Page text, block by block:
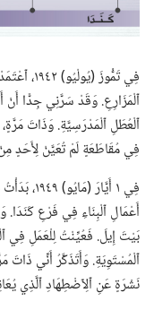
ٱلْمَزَارِعِ.‏ وَقَدْ سَرَّنِي جِدًّا
ٱلْعُطَلِ ٱلْمَدْرَسِيَّةِ.‏ وَذَاتَ
فِي مُقَاطَعَةٍ لَمْ تُعَيَّنْ لِأَحَدٍ
فِي ١
بَيْتَ إِيلَ.‏ فَعُيِّنْتُ لِلْعَمَلِ فِي
ٱلْمُسْتَوِيَةِ.‏ وَأَتَذَكَّرُ أَنِّي ذَاتَ
نَشْرَةٍ عَنِ ٱلِٱضْطِهَادِ ٱلَّذِي